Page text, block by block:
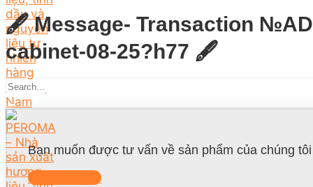
🖋 Message- Transaction
cabinet-08-25?h77 🖋
Bạn muốn được tư vấn về sản phẩm của chúng
Liên hệ ngay